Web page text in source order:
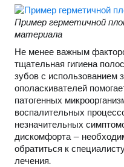
Пример герметичной
материала
Не менее важным
тщательная гигиена
зубов с использованием
ополаскивателей
патогенных
воспалительных
незначительных
дискомфорта —
обратиться к
лечения.